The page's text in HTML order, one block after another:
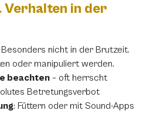
Verhalten in der
Besonders nicht in der Brutzeit.
oder manipuliert werden.
beachten – oft herrscht
Betretungsverbot
: Füttern oder mit Sound-Apps